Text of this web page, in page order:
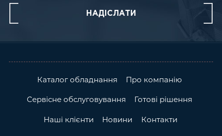
Каталог обладнання Про компанію
Сервісне обслуговування Готові рішення
Наші клієнти Новини Контакти